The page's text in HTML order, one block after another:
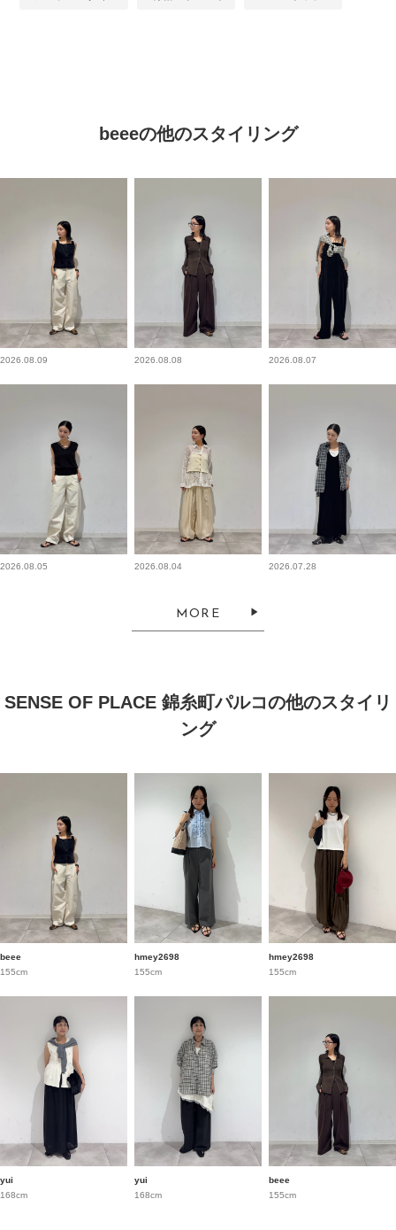
beeeの他のスタイリング
2026.08.09 2026.08.08 2026.08.07
2026.08.05 2026.08.04 2026.07.28
MORE
SENSE OF PLACE 錦糸町パルコの他のスタイリ
ング
beee
155cm
hmey2698
155cm
hmey2698
155cm
yui
168cm
yui
168cm
beee
155cm